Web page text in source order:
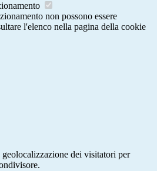
non possono essere
l'elenco nella pagina della cookie
dei visitatori per